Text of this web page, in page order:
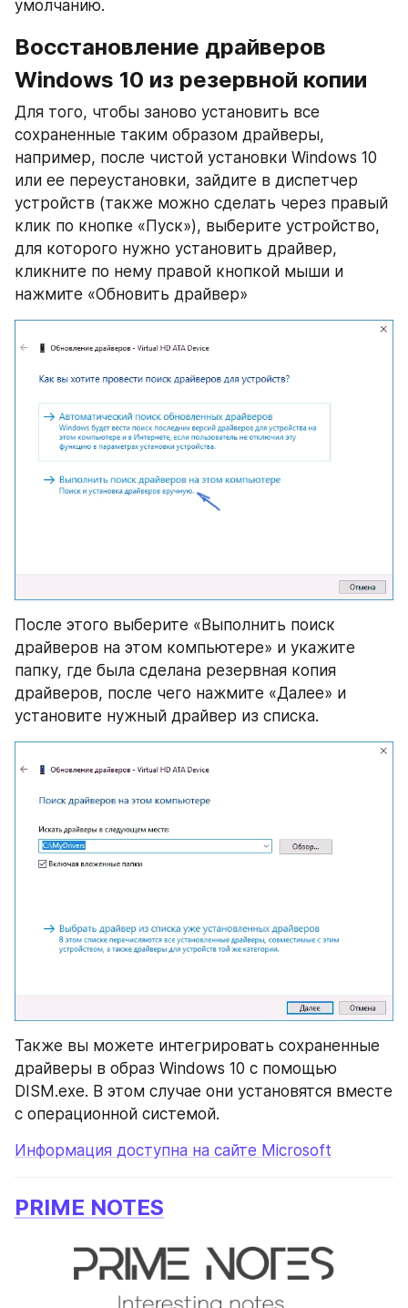
умолчанию.
Восстановление драйверов
Windows 10 из резервной копии
Для того, чтобы заново установить все
сохраненные таким образом драйверы,
например, после чистой установки Windows 10
или ее переустановки, зайдите в диспетчер
устройств (также можно сделать через правый
клик по кнопке «Пуск»), выберите устройство,
для которого нужно установить драйвер,
кликните по нему правой кнопкой мыши и
нажмите «Обновить драйвер»
После этого выберите «Выполнить поиск
драйверов на этом компьютере» и укажите
папку, где была сделана резервная копия
драйверов, после чего нажмите «Далее» и
установите нужный драйвер из списка.
Также вы можете интегрировать сохраненные
драйверы в образ Windows 10 с помощью
DISM.exe. В этом случае они установятся вместе
с операционной системой.
Информация доступна на сайте Microsoft
PRIME NOTES